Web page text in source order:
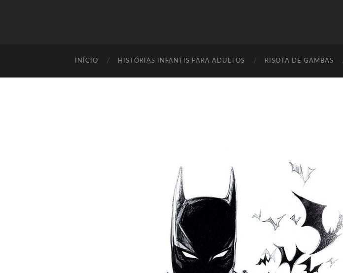
INÍCIO HISTÓRIAS INFANTIS PARA ADULTOS RISOTA DE GAMBAS